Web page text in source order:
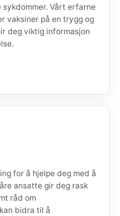
Vårt erfarne
vaksiner på en trygg og
deg viktig informasjon
for å hjelpe deg med å
ansatte gir deg rask
råd om
bidra til å